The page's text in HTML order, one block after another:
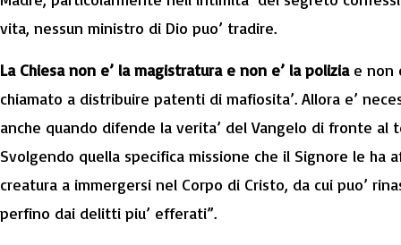
vita, nessun ministro di Dio puo’ tradire.
La Chiesa non e’ la magistratura e non e’ la poliziae non
chiamato a distribuire patenti di mafiosita’. Allora e’
anche quando difende la verita’ del Vangelo di fronte al
Svolgendo quella specifica missione che il Signore le
creatura a immergersi nel Corpo di Cristo, da cui puo’
perfino dai delitti piu’ efferati”.